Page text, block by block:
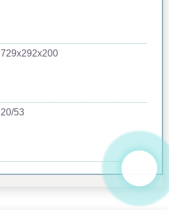
729х292х200
20/53